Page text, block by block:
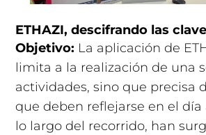
ETHAZI, descifrando las
Objetivo: La aplicación de
limita a la realización de una
actividades, sino que precisa
que deben reflejarse en el día
lo largo del recorrido, han